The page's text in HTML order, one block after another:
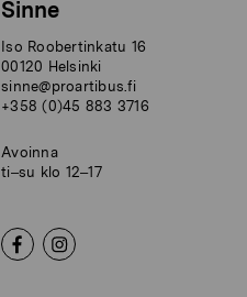
Sinne
Iso Roobertinkatu 16
00120 Helsinki
sinne@proartibus.fi
+358 (0)45 883 3716
Avoinna
ti–su klo 12–17